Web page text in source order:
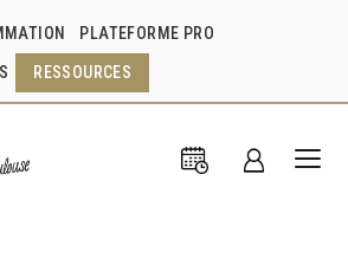
PLATEFORME PRO
RESSOURCES